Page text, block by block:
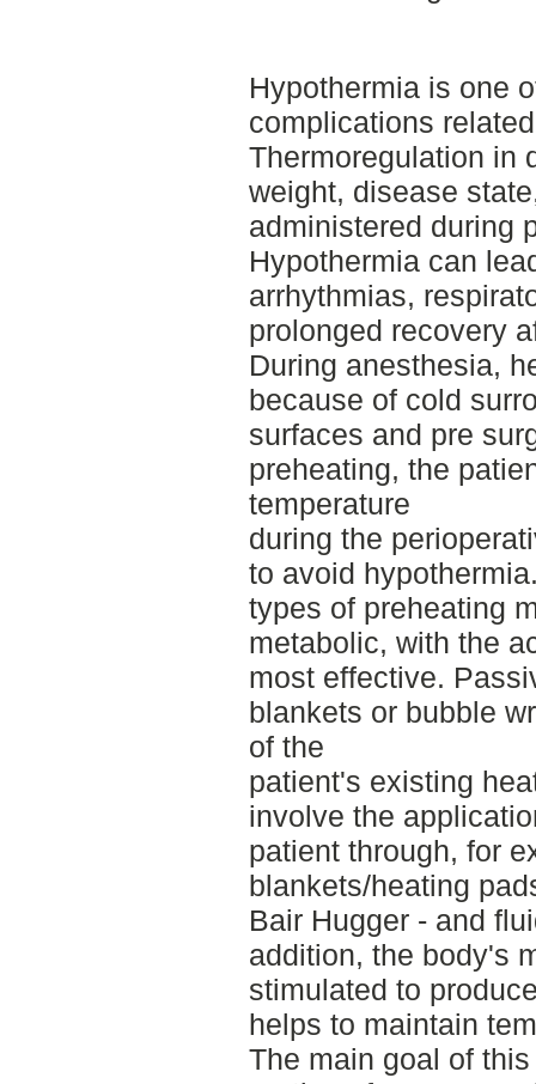
Hypothermia is one
complications
Thermoregulation in
weight, disease
administered during
Hypothermia can
arrhythmias,
prolonged recovery
During anesthesia,
because of cold
surfaces and pre
preheating, the
temperature
during the
to avoid
types of preheating
metabolic, with the
most effective.
blankets or bubble
of the
patient's existing
involve the
patient through, for
blankets/heating
Bair Hugger - and
addition, the body's
stimulated to
helps to maintain
The main goal of